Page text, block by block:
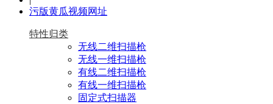
污版黄瓜视频网址
特性归类
无线二维扫描枪
无线一维扫描枪
有线二维扫描枪
有线一维扫描枪
固定式扫描器